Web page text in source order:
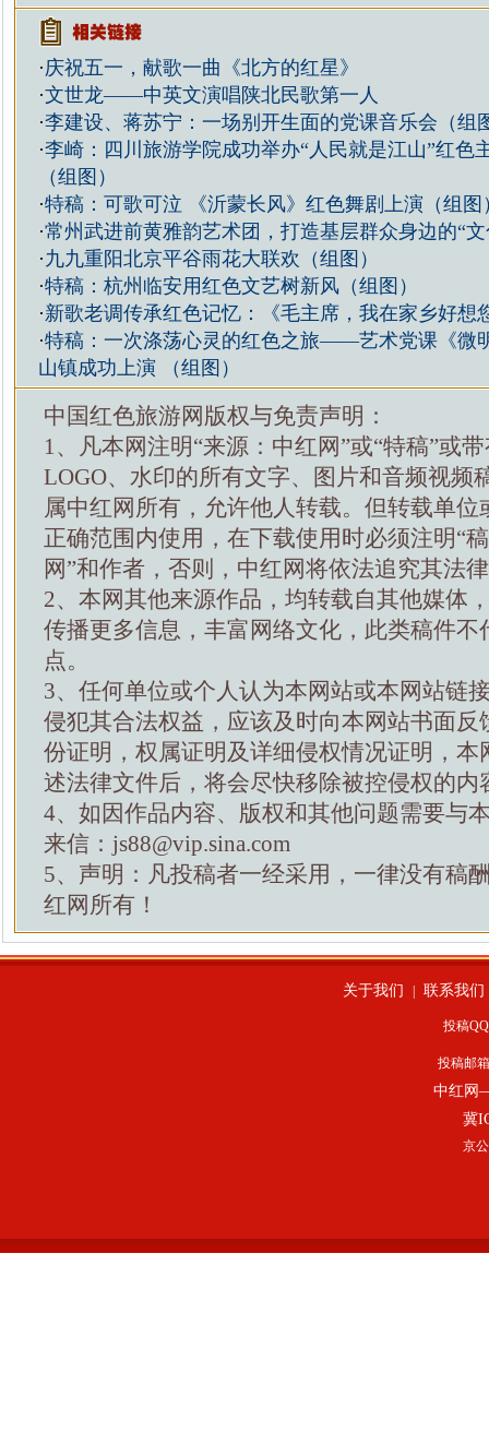
·庆祝五一，献歌一曲《北方的红星》
·文世龙——中英文演唱陕北民歌第一人
·李建设、蒋苏宁：一场别开生面的党课音乐会（组
·李崎：四川旅游学院成功举办“人民就是江山”红色
（组图）
·特稿：可歌可泣 《沂蒙长风》红色舞剧上演（组图
·常州武进前黄雅韵艺术团，打造基层群众身边的“文
·九九重阳北京平谷雨花大联欢（组图）
·特稿：杭州临安用红色文艺树新风（组图）
·新歌老调传承红色记忆：《毛主席，我在家乡好想
·特稿：一次涤荡心灵的红色之旅——艺术党课《微
山镇成功上演 （组图）
中国红色旅游网版权与免责声明：
1、凡本网注明“来源：中红网”或“特稿”或
LOGO、水印的所有文字、图片和音频视频
属中红网所有，允许他人转载。但转载单位
正确范围内使用，在下载使用时必须注明“
网”和作者，否则，中红网将依法追究其法
2、本网其他来源作品，均转载自其他媒体
传播更多信息，丰富网络文化，此类稿件不
点。
3、任何单位或个人认为本网站或本网站链
侵犯其合法权益，应该及时向本网站书面反
份证明，权属证明及详细侵权情况证明，本
述法律文件后，将会尽快移除被控侵权的内
4、如因作品内容、版权和其他问题需要与
来信：js88@vip.sina.com
5、声明：凡投稿者一经采用，一律没有稿
红网所有！
关于我们 联系我们
投稿
投稿邮
中红网
冀
京